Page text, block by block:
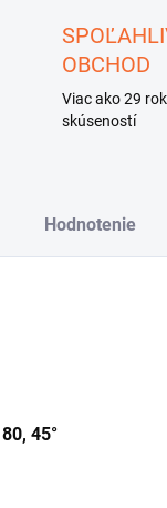
OBCHOD
Viac ako 29
skúseností
Hodnotenie
45°